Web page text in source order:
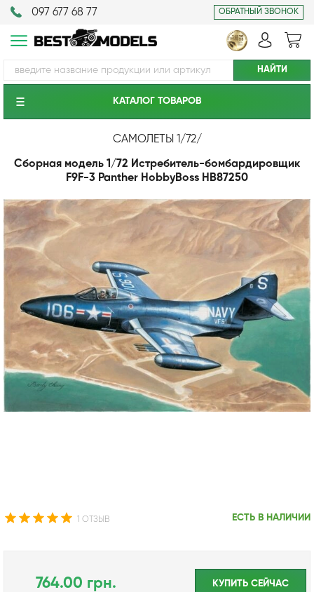
097 677 68 77 ОБРАТНЫЙ ЗВОНОК
КАТАЛОГ ТОВАРОВ
САМОЛЕТЫ 1/72/
Сборная модель 1/72 Истребитель-бомбардировщик
F9F-3 Panther HobbyBoss HB87250
1 ОТЗЫВ ЕСТЬ В НАЛИЧИИ
764.00 грн. КУПИТЬ CЕЙЧАС